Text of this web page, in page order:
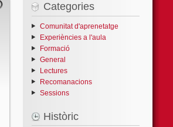
Categories
Comunitat d'aprenetatge
Experiències a l'aula
Formació
General
Lectures
Recomanacions
Sessions
Històric